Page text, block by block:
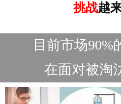
挑战越
目前市场90%
在面对被淘